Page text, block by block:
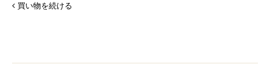
買い物を続ける